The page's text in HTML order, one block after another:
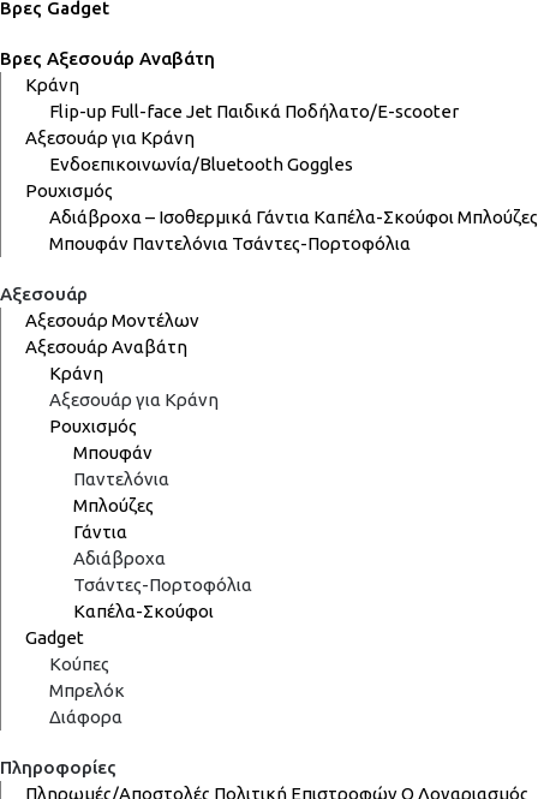
Βρες Gadget
Βρες Αξεσουάρ Αναβάτη
Κράνη
Flip-up Full-faceJet Παιδικά Ποδήλατο/E-scooter
Αξεσουάρ για Κράνη
Ενδοεπικοινωνία/BluetoothGoggles
Ρουχισμός
Αδιάβροχα – Ισοθερμικά Γάντια Καπέλα-Σκούφοι Μπλούζες
Μπουφάν Παντελόνια Τσάντες-Πορτοφόλια
Αξεσουάρ
Αξεσουάρ Μοντέλων
Αξεσουάρ Αναβάτη
Κράνη
Αξεσουάρ για Κράνη
Ρουχισμός
Μπουφάν
Παντελόνια
Μπλούζες
Γάντια
Αδιάβροχα
Τσάντες-Πορτοφόλια
Καπέλα-Σκούφοι
Gadget
Κούπες
Μπρελόκ
Διάφορα
Πληροφορίες
Πληρωμές/Αποστολές Πολιτική ΕπιστροφώνΟ Λογαριασμός